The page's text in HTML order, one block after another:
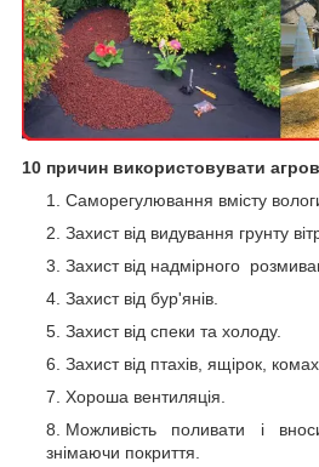
10 причин використовувати
Саморегулювання вмісту
Захист від видування грунту
Захист від надмірного
Захист від бур'янів.
Захист від спеки та холоду.
Захист від птахів, ящірок, комах.
Хороша вентиляція.
Можливість поливати і
знімаючи покриття.